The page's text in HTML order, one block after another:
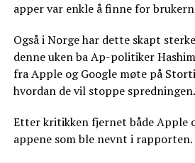
apper var enkle å finne for
Også i Norge har dette skapt
denne uken ba Ap-politiker
fra Apple og Google møte på
hvordan de vil stoppe
Etter kritikken fjernet både Apple
appene som ble nevnt i rapporten.